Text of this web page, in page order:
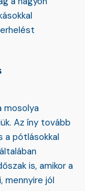
mosolya
Az íny tovább
a pótlásokkal
is, amikor a
mennyire jól